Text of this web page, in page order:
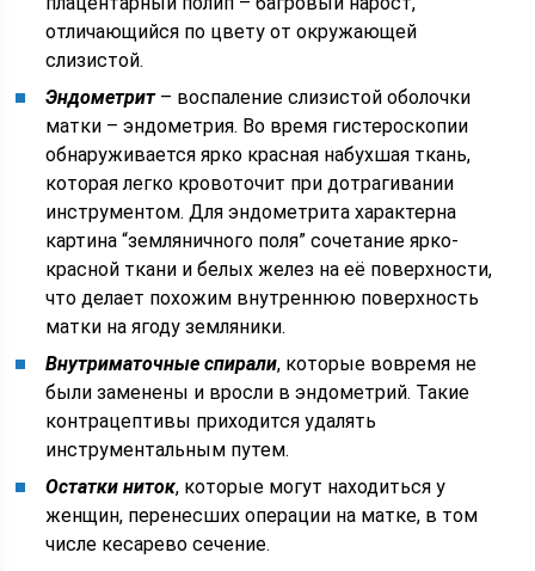
отличающийся по цвету от окружающей
слизистой.
Эндометрит– воспаление слизистой оболочки
матки – эндометрия. Во время гистероскопии
обнаруживается ярко красная набухшая ткань,
которая легко кровоточит при дотрагивании
инструментом. Для эндометрита характерна
картина “земляничного поля” сочетание ярко-
красной ткани и белых желез на её поверхности,
что делает похожим внутреннюю поверхность
матки на ягоду земляники.
Внутриматочные спирали, которые вовремя не
были заменены и вросли в эндометрий. Такие
контрацептивы приходится удалять
инструментальным путем.
Остатки ниток, которые могут находиться у
женщин, перенесших операции на матке, в том
числе кесарево сечение.